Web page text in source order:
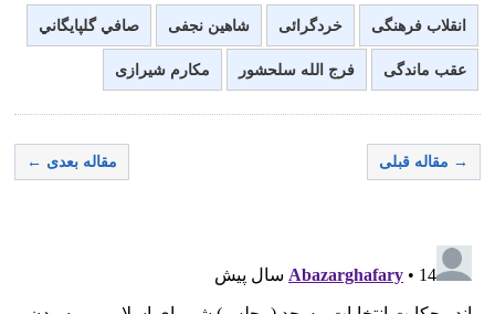
انقلاب فرهنگی خردگرائی شاهین نجفی صافي گلپايگاني
عقب ماندگی فرج الله سلحشور مکارم شیرازی
→ مقاله قبلی مقاله بعدی ←